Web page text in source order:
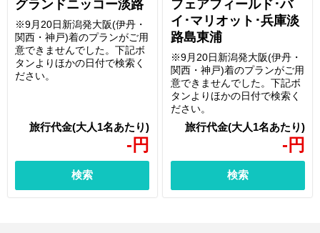
グランドニッコー淡路
- 円
※9月20日新潟発大阪(伊丹・
関西・神戸)着のプランがご用
意できませんでした。下記ボ
タンよりほかの日付で検索く
ださい。
検索
フェアフィールド･バ
イ･マリオット･兵庫淡
路島東浦
- 円
※9月20日新潟発大阪(伊丹・
関西・神戸)着のプランがご用
意できませんでした。下記ボ
タンよりほかの日付で検索く
ださい。
検索